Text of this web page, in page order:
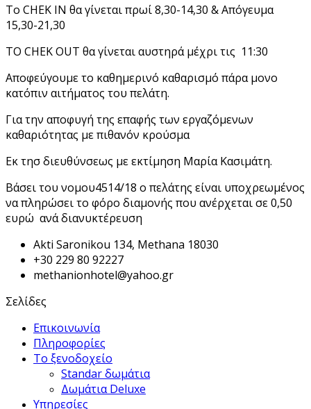
Το CHEK IN θα γίνεται πρωί 8,30-14,30 & Απόγευμα
15,30-21,30
ΤΟ CHEK OUT θα γίνεται αυστηρά μέχρι τις 11:30
Αποφεύγουμε το καθημερινό καθαρισμό πάρα μονο
κατόπιν αιτήματος του πελάτη.
Για την αποφυγή της επαφής των εργαζόμενων
καθαριότητας με πιθανόν κρούσμα
Εκ τησ διευθύνσεως με εκτίμηση Μαρία Κασιμάτη.
Βάσει του νομου4514/18 ο πελάτης είναι υποχρεωμένος
να πληρώσει το φόρο διαμονής που ανέρχεται σε 0,50
ευρώ ανά διανυκτέρευση
Akti Saronikou 134, Methana 18030
+30 229 80 92227
methanionhotel@yahoo.gr
Σελίδες
Επικοινωνία
Πληροφορίες
Το ξενοδοχείο
Standar δωμάτια
Δωμάτια Deluxe
Υπηρεσίες